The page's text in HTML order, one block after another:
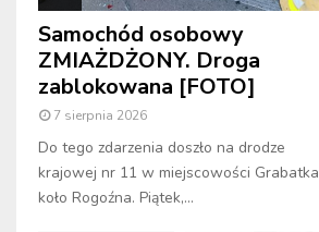
Samochód osobowy
ZMIAŻDŻONY. Droga
zablokowana [FOTO]
7 sierpnia 2026
Do tego zdarzenia doszło na drodze
krajowej nr 11 w miejscowości Grabatka
koło Rogoźna. Piątek,...